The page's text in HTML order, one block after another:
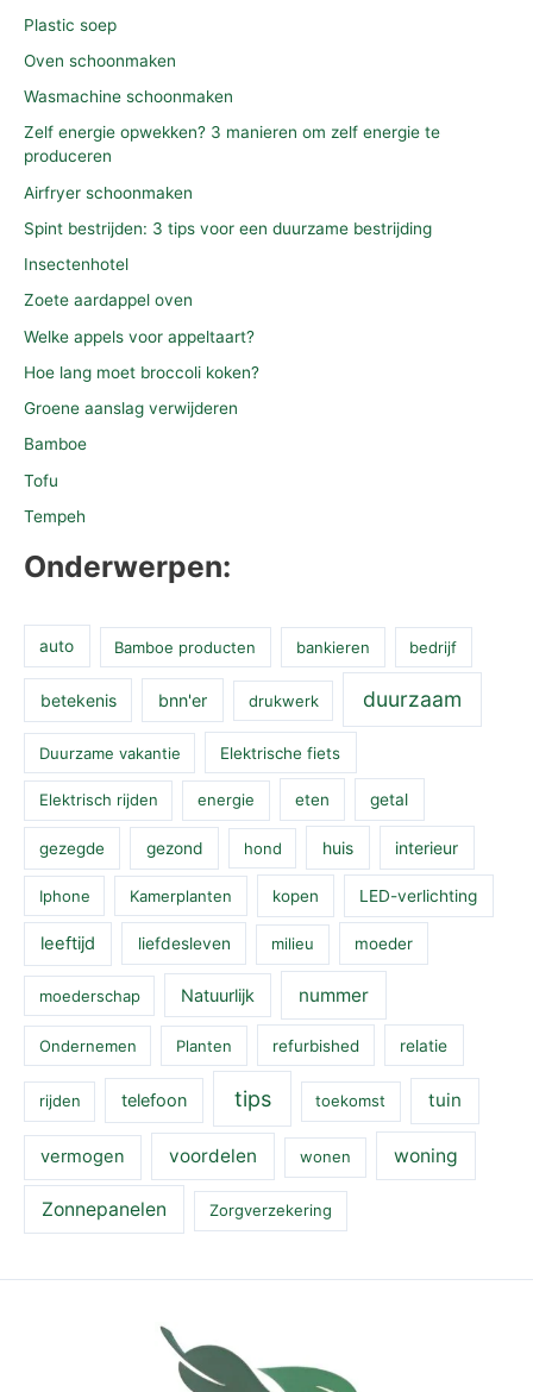
Plastic soep
Oven schoonmaken
Wasmachine schoonmaken
Zelf energie opwekken? 3 manieren om zelf energie te
produceren
Airfryer schoonmaken
Spint bestrijden: 3 tips voor een duurzame bestrijding
Insectenhotel
Zoete aardappel oven
Welke appels voor appeltaart?
Hoe lang moet broccoli koken?
Groene aanslag verwijderen
Bamboe
Tofu
Tempeh
Onderwerpen:
auto Bamboe producten bankieren bedrijf
betekenis bnn'er drukwerk duurzaam
Duurzame vakantie Elektrische fiets
Elektrisch rijden energie eten getal
gezegde gezond hond huis interieur
Iphone Kamerplanten kopen LED-verlichting
leeftijd liefdesleven milieu moeder
moederschap Natuurlijk nummer
Ondernemen Planten refurbished relatie
rijden telefoon tips toekomst tuin
vermogen voordelen wonen woning
Zonnepanelen Zorgverzekering